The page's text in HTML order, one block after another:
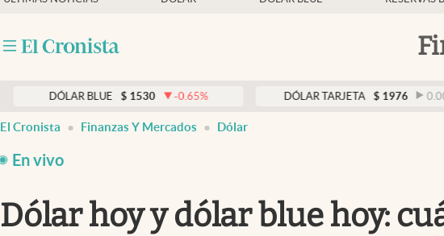
Otras secciones
Clima
$ 1530 -0.65 % DÓLAR TARJETA $ 1976 0.00%
El Cronista Finanzas Y Mercados Dólar
En vivo
Dólar hoy y dólar blue hoy: